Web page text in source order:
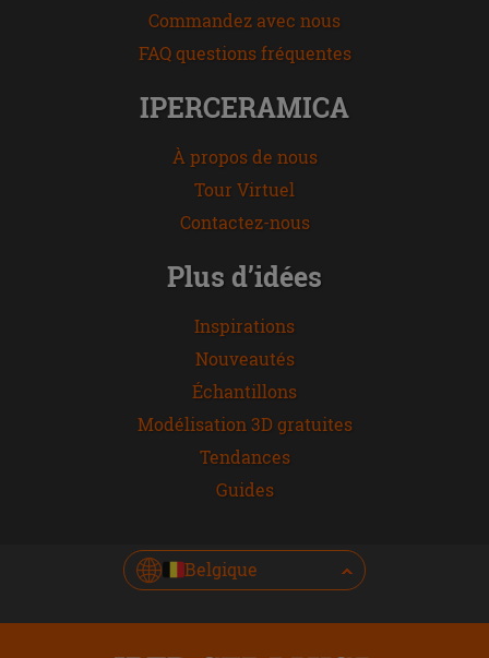
Commandez avec nous
FAQ questions fréquentes
IPERCERAMICA
À propos de nous
Tour Virtuel
Contactez-nous
Plus d’idées
Inspirations
Nouveautés
Échantillons
Modélisation 3D gratuites
Tendances
Guides
Belgique